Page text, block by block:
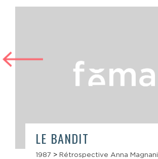
LE BANDIT
1987 > Rétrospective Anna Magnani